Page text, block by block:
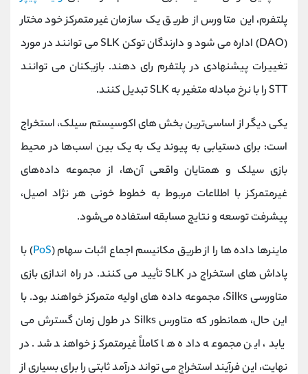
پلتفرم، این متاورس از طریق یک سازمان غیرمتمرکز خودمختار
(DAO) اداره می شود و دارندگان توکن SLK می توانند در مورد
تغییرات پیشنهادی در پلتفرم رای دهند. بازیکنان می توانند
STT را با نرخ مبادله متغیر به SLK تبدیل کنند.
یکی دیگر از اساسی‌ترین بخش های اکوسیستم سیلک، استخراج
است: برای دستیابی به پیوند یک به یک بین اسب‌ها در محیط
بازی سیلک و همتایان واقعی آن‌ها، از مجموعه داده‌های
غیرمتمرکز با اطلاعات مربوط به خطوط خونی هر نژاد اصیل،
پیشرفت توسعه و نتایج مسابقه استفاده می‌شود.
ماینرها داده ها را از طریق مکانیسم اجماع اثبات سهام (PoS) با
پاداش های استخراج در SLK تأیید می کنند. در راه اندازی بازی
متاورسی Silks، مجموعه داده های اولیه متمرکز خواهند بود. با
این حال، همانطور که متاورس Silks در طول زمان گسترش می
یابد، این مجموعه داده ها کاملاً غیرمتمرکز خواهند شد. در
نهایت، این فرآیند استخراج می تواند درآمد ثابتی را برای بسیاری از